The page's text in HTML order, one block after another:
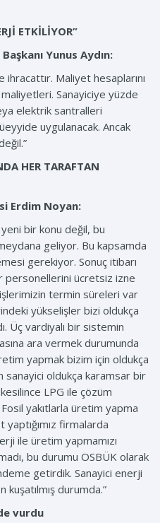
ETKİLİYOR”
Yunus Aydın:
Maliyet hesaplarını
Sanayiciye yüzde
elektrik santralleri
uygulanacak. Ancak
HER TARAFTAN
Erdim Noyan:
yeni bir konu değil, bu
geliyor. Bu kapsamda
gerekiyor. Sonuç itibarı
personellerini ücretsiz izne
termin süreleri var
yükselişler bizi oldukça
Üç vardiyalı bir sistemin
ara vermek durumunda
yapmak bizim için oldukça
sanayici oldukça karamsar bir
LPG ile çözüm
yakıtlarla üretim yapma
yaptığımız firmalarda
ile üretim yapmamızı
bu durumu OSBÜK olarak
getirdik. Sanayici enerji
durumda.”
vurdu